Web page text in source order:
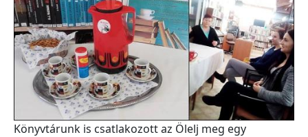
Könyvtárunk is csatlakozott az Ölelj meg egy